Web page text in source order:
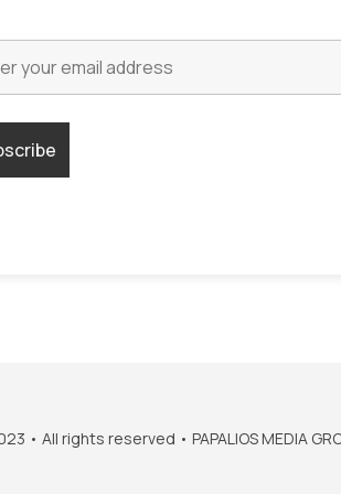
• All rights reserved • PAPALIOS MEDIA